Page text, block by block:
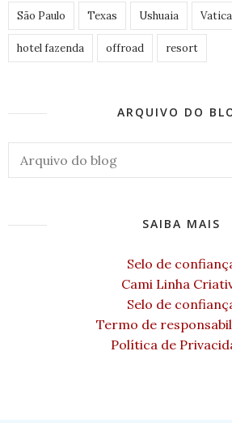
São Paulo Texas Ushuaia
hotel fazenda offroad resort
ARQUIVO DO
SAIBA MAIS
Selo de
Cami Linha
Selo de
Termo de
Política de